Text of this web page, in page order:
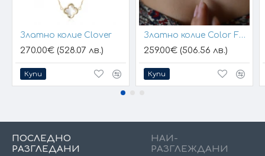
Златно колие Clover
270.00€ (528.07 лв.)
Купи
Златно колие Color Fansy
259.00€ (506.56 лв.)
Купи
ПОСЛЕДНО
РАЗГЛЕДАНИ
НАЙ-
РАЗГЛЕЖДАНИ